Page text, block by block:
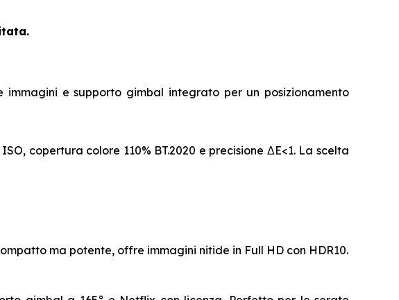
e supporto gimbal integrato per un posizionamento
copertura colore 110% BT.2020 e precisione ΔE<1. La scelta
ma potente, offre immagini nitide in Full HD con HDR10.